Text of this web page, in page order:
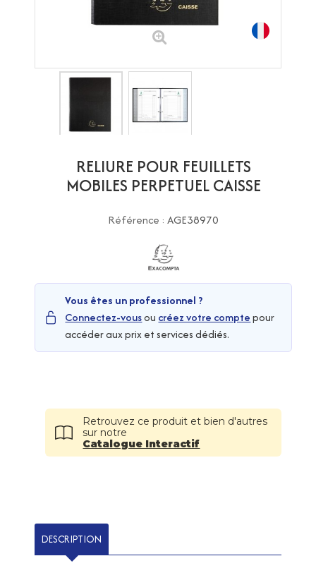
RELIURE POUR FEUILLETS
MOBILES PERPETUEL CAISSE
Référence : AGE38970
Vous êtes un professionnel ?
Connectez-vousou créez votre comptepour
accéder aux prix et services dédiés.
Retrouvez ce produit et bien d'autres
sur notre
Catalogue Interactif
DESCRIPTION